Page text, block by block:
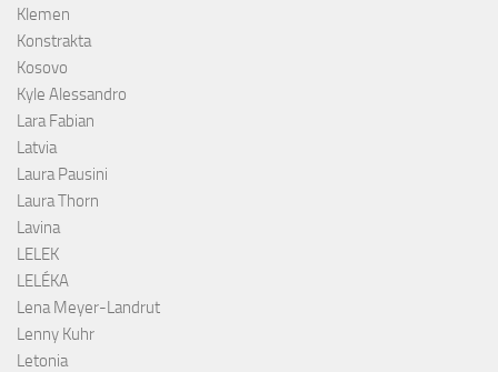
Klemen
Konstrakta
Kosovo
Kyle Alessandro
Lara Fabian
Latvia
Laura Pausini
Laura Thorn
Lavina
LELEK
LELÉKA
Lena Meyer-Landrut
Lenny Kuhr
Letonia